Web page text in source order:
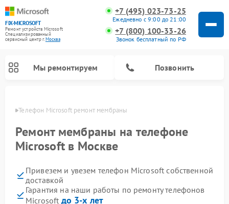
FIX-MICROSOFT
Ремонт устройств Microsoft
Специализированный
cервисный центр г.Москва
+7 (495) 023-73-25
Ежедневно с 9:00 до 21:00
+7 (800) 100-33-26
Звонок бесплатный по РФ
Мы ремонтируем Позвонить
Телефон Microsoft ремонт мембраны
Ремонт мембраны на телефоне
Microsoft в Москве
Привезем и увезем телефон Microsoft собственной
доставкой
Гарантия на наши работы по ремонту телефонов
Microsoft до 3-х лет